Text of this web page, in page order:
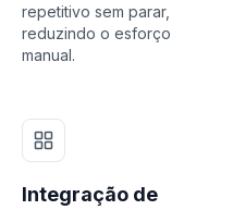
repetitivo sem parar,
reduzindo o esforço
manual.
Integração de